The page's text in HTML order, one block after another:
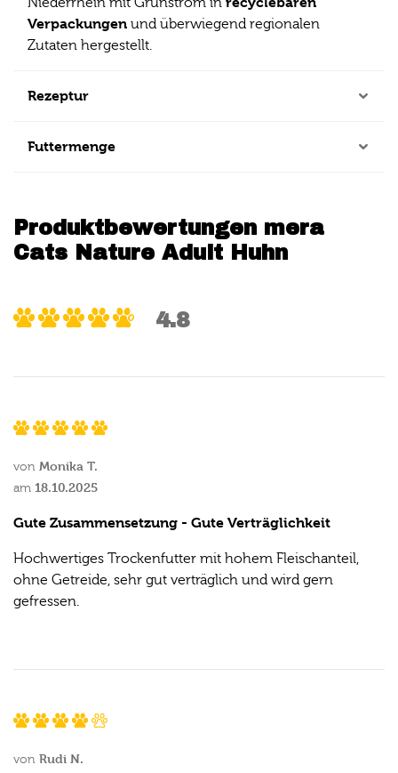
Verpackungen und überwiegend regionalen
Zutaten hergestellt.
Rezeptur
Futtermenge
Produktbewertungen mera
Cats Nature Adult Huhn
4.8
von Monika T.
am 18.10.2025
Gute Zusammensetzung - Gute Verträglichkeit
Hochwertiges Trockenfutter mit hohem Fleischanteil,
ohne Getreide, sehr gut verträglich und wird gern
gefressen.
von Rudi N.